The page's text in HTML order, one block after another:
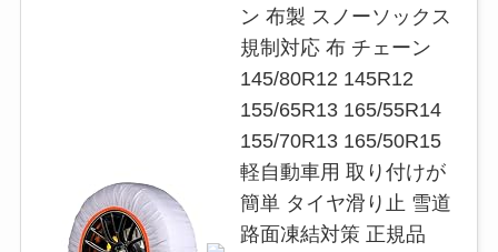
ン 布製 スノーソックス
規制対応 布 チェーン
145/80R12 145R12
155/65R13 165/55R14
155/70R13 165/50R15
軽自動車用 取り付けが
簡単 タイヤ滑り止 雪道
路面凍結対策 正規品